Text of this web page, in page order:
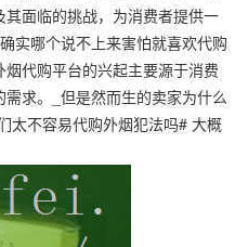
面临的挑战，为消费者提供一
实哪个说不上来害怕就喜欢代购
代购平台的兴起主要源于消费
求。_但是然而生的卖家为什么
太不容易代购外烟犯法吗# 大概